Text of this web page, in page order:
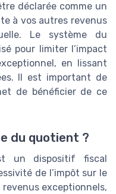
déclarée comme un
à vos autres revenus
Le système du
pour limiter l’impact
en lissant
Il est important de
de bénéficier de ce
du quotient ?
un dispositif fiscal
de l’impôt sur le
exceptionnels,